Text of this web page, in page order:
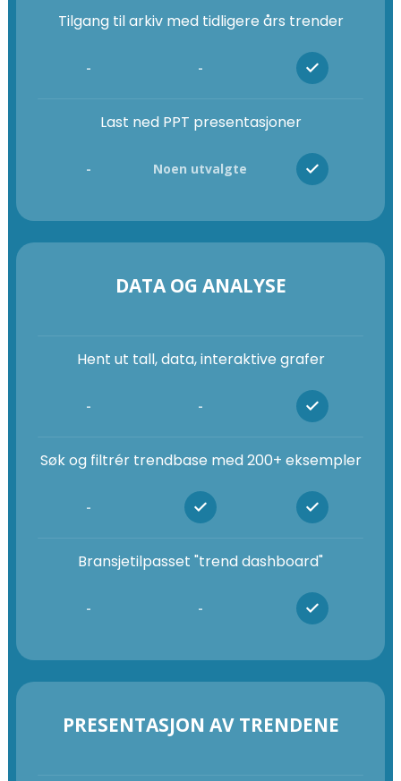
Tilgang til arkiv med tidligere års trender
- -
Last ned PPT presentasjoner
- Noen utvalgte
DATA OG ANALYSE
Hent ut tall, data, interaktive grafer
- -
Søk og filtrér trendbase med 200+ eksempler
-
Bransjetilpasset "trend dashboard"
- -
PRESENTASJON AV TRENDENE